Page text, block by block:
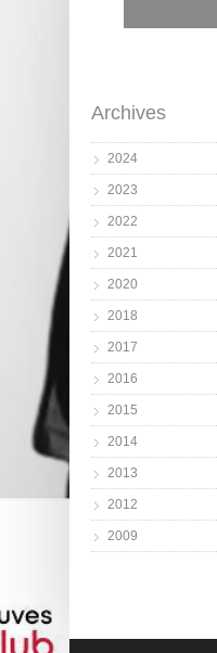
Archives
2024
2023
2022
2021
2020
2018
2017
2016
2015
2014
2013
2012
2009